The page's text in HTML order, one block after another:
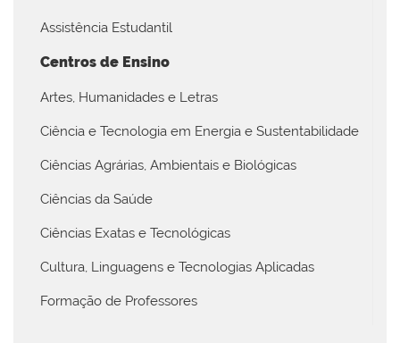
Assistência Estudantil
Centros de Ensino
Artes, Humanidades e Letras
Ciência e Tecnologia em Energia e Sustentabilidade
Ciências Agrárias, Ambientais e Biológicas
Ciências da Saúde
Ciências Exatas e Tecnológicas
Cultura, Linguagens e Tecnologias Aplicadas
Formação de Professores